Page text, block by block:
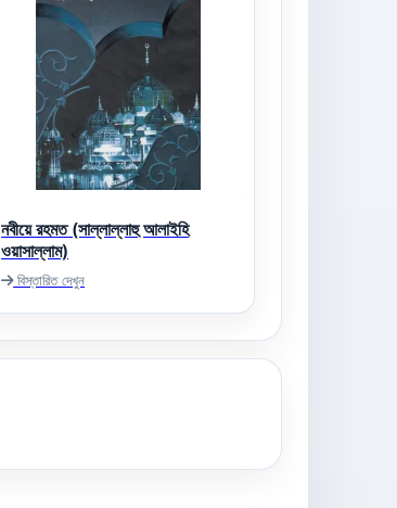
নবীয়ে রহমত (সাল্লাল্লাহু আলাইহি
ওয়াসাল্লাম)
বিস্তারিত দেখুন